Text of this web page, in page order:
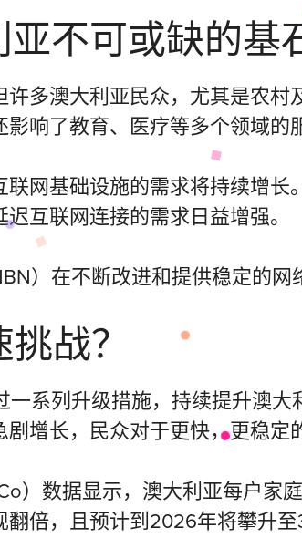
不可或缺的基
多澳大利亚民众，尤其是农
响了教育、医疗等多个领域的
网基础设施的需求将持续增
互联网连接的需求日益增强。
）在不断改进和提供稳定的网
战？
系列升级措施，持续提升澳
增长，民众对于更快，更稳定
）数据显示，澳大利亚每户家
倍，且预计到2026年将攀升至